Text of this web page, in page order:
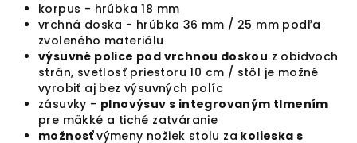
korpus - hrúbka 18 mm
vrchná doska - hrúbka 36 mm / 25 mm podľa
zvoleného materiálu
výsuvné police pod vrchnou doskou z obidvoch
strán, svetlosť priestoru 10 cm / stôl je možné
vyrobiť aj bez výsuvných políc
zásuvky - plnovýsuv s integrovaným tlmením
pre mäkké a tiché zatváranie
možnosťvýmeny nožiek stolu za kolieska s